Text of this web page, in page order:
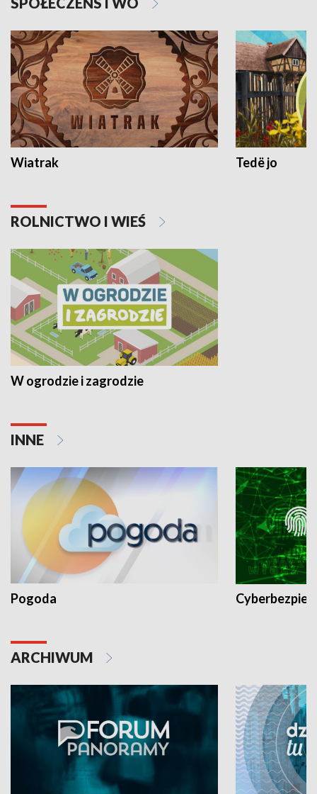
Wiatrak Tedë jo
ROLNICTWO I WIEŚ
W ogrodzie i zagrodzie
INNE
Pogoda
ARCHIWUM